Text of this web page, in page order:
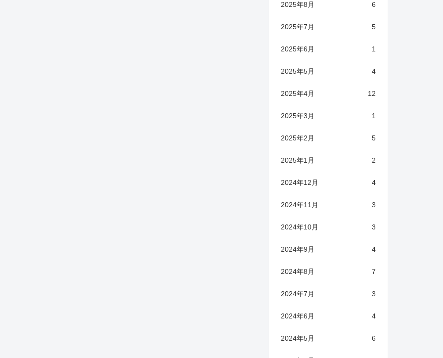
2025年8月 6
2025年7月 5
2025年6月 1
2025年5月 4
2025年4月 12
2025年3月 1
2025年2月 5
2025年1月 2
2024年12月 4
2024年11月 3
2024年10月 3
2024年9月 4
2024年8月 7
2024年7月 3
2024年6月 4
2024年5月 6